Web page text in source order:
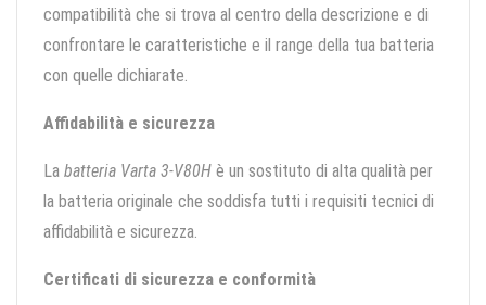
compatibilità che si trova al centro della descrizione e di
confrontare le caratteristiche e il range della tua batteria
con quelle dichiarate.
Affidabilità e sicurezza
La batteria Varta 3-V80H è un sostituto di alta qualità per
la batteria originale che soddisfa tutti i requisiti tecnici di
affidabilità e sicurezza.
Certificati di sicurezza e conformità